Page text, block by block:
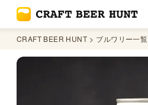
CRAFT BEER HUNT ブルワリー一覧